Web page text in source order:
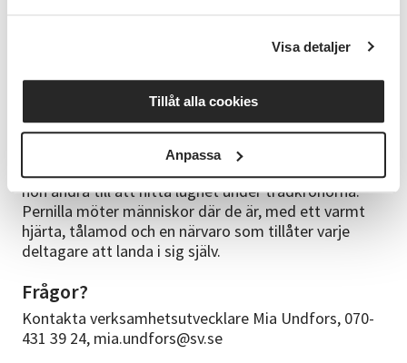
Visa detaljer
Tillåt alla cookies
Anpassa
Möt Pernilla – Din guide i skogen och skapandet
Med en professionell bakgrund som barnmorska är
Pernilla van vid att skapa trygghet och värna om det
friska hos människan. Hon är också konstnär och
skapar ur ett djupt existentiellt perspektiv. Med
naturen och skapandet som sin egen livlina guidar
hon andra till att hitta lugnet under trädkronorna.
Pernilla möter människor där de är, med ett varmt
hjärta, tålamod och en närvaro som tillåter varje
deltagare att landa i sig själv.
Frågor?
Kontakta verksamhetsutvecklare Mia Undfors, 070-
431 39 24, mia.undfors@sv.se